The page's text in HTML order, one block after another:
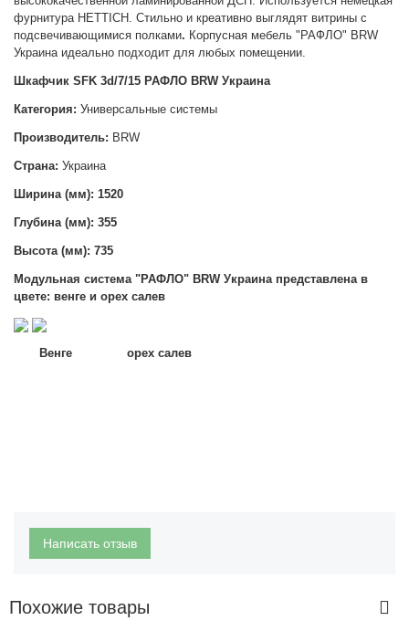
фурнитура HETTICH. Стильно и креативно выглядят витрины с
подсвечивающимися полками. Корпусная мебель "РАФЛО" BRW
Украина идеально подходит для любых помещении.
Шкафчик SFK 3d/7/15 РАФЛО BRW Украина
Категория: Универсальные системы
Производитель: BRW
Страна: Украина
Ширина (мм): 1520
Глубина (мм): 355
Высота (мм): 735
Модульная система "РАФЛО" BRW Украина представлена в
цвете: венге и орех салев
Венге орех салев
Написать отзыв
Похожие товары